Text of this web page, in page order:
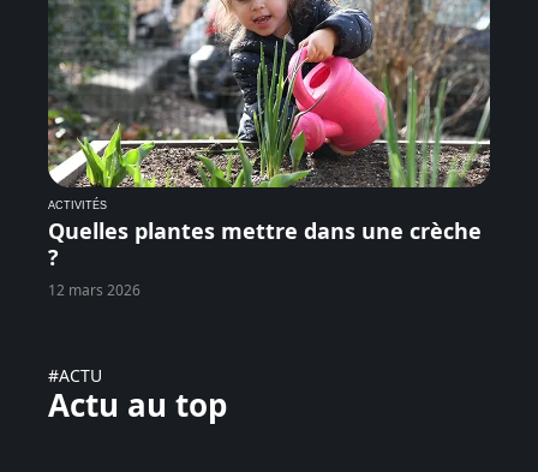
ACTIVITÉS
Quelles plantes mettre dans une crèche
?
12 mars 2026
#ACTU
Actu au top